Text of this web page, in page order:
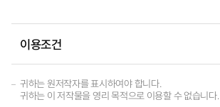
이용조건
귀하는 원저작자를 표시하여야 합니다.
귀하는 이 저작물을 영리 목적으로 이용할 수 없습니다.